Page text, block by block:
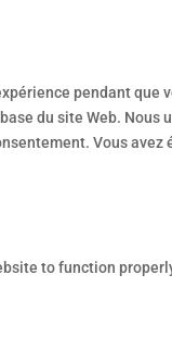
pendant
du site Web. Nous
Vous
to function